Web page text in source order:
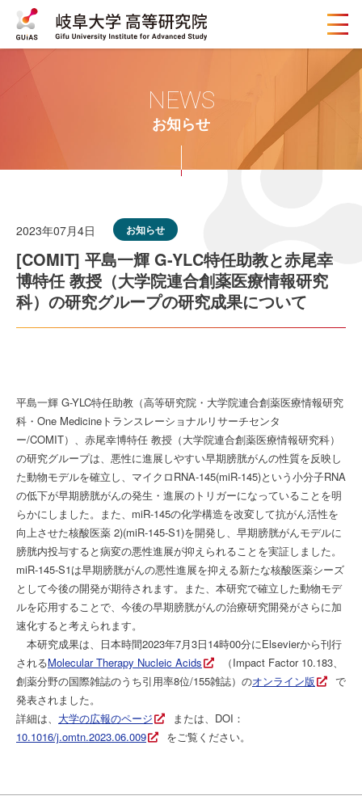
メ
ニ
ュ
ー
ボ
お知らせ
NEWS
2023年07月4日 お知らせ
[COMIT] 平島一輝 G-YLC特任助教と赤尾幸
博特任 教授（大学院連合創薬医療情報研究
科）の研究グループの研究成果について
平島一輝 G-YLC特任助教（高等研究院・大学院連合創薬医療情報研究
科・One Medicineトランスレーショナルリサーチセンタ
ー/COMIT）、赤尾幸博特任 教授（大学院連合創薬医療情報研究科）
の研究グループは、悪性に進展しやすい早期膀胱がんの性質を反映し
た動物モデルを確立し、マイクロRNA-145(miR-145)という小分子RNA
の低下が早期膀胱がんの発生・進展のトリガーになっていることを明
らかにしました。また、miR-145の化学構造を改変して抗がん活性を
向上させた核酸医薬 2)(miR-145-S1)を開発し、早期膀胱がんモデルに
膀胱内投与すると病変の悪性進展が抑えられることを実証しました。
miR-145-S1は早期膀胱がんの悪性進展を抑える新たな核酸医薬シーズ
として今後の開発が期待されます。また、本研究で確立した動物モデ
ルを応用することで、今後の早期膀胱がんの治療研究開発がさらに加
速化すると考えられます。
本研究成果は、日本時間2023年7月3日14時00分にElsevierから刊行
されるMolecular Therapy Nucleic Acids
（Impact Factor 10.183、
創薬分野の国際雑誌のうち引用率8位/155雑誌）のオンライン版
で
発表されました。
詳細は、 大学の広報のページ
または、DOI：
10.1016/j.omtn.2023.06.009
をご覧ください。